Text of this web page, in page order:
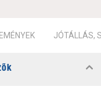
JÓTÁLLÁS,